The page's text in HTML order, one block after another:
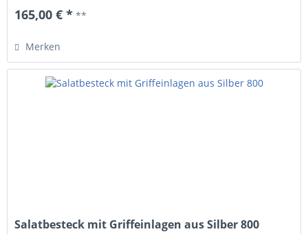
165,00 € * **
Merken
Salatbesteck mit Griffeinlagen aus Silber 800